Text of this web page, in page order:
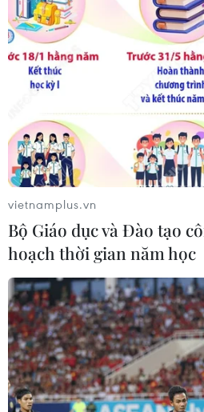
Mỹ hoàn trả khoảng 100 tỷ
quan sau phán quyết của Tòa
cao
Tổng Bí thư, Chủ tịch nước
lệnh Bộ Chỉ huy Thái Bình
Hoa Kỳ
05/08/2026 12:29
Mỹ truy tố đối tượng bị bắt tại
golf của Tổng thống Trump
05/08/2026 06:57
Mỹ cấm xuất khẩu vật liệu
và phế liệu vonfram trong
vietnamplus.vn
Bộ Giáo dục và Đào tạo
hoạch thời gian năm học